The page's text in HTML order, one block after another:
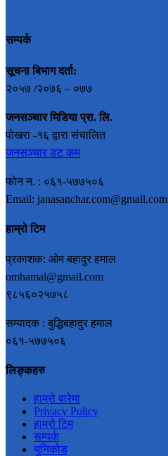
सम्पर्क
सूचना बिभाग दर्ता:
२०५७ /२०७६ – ०७७
जनसञ्चार मिडिया प्रा. लि.
पोखरा -१६ द्वारा संचालित
जनसञ्चार डट कम
फोन न. : ०६१-५७७५०६
Email: janasanchar.com@gmail.com
हाम्रो टिम
प्रकाशक: ओम बहादुर हमाल
omhamal@gmail.com
९८५६०२५७५८
सम्पादक : बुद्धिबहादुर हमाल
०६१-५७७५०६
लिङ्कहरु
हाम्रो बारेमा
Privacy Policy
हाम्रो टिम
सम्पर्क
युनिकोड